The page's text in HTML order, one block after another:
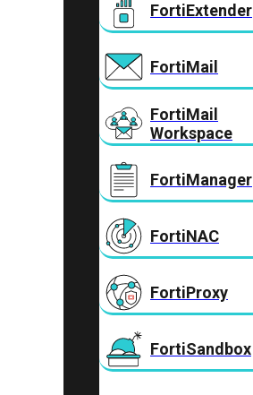
FortiExtender
FortiMail
FortiMail
Workspace
FortiManager
FortiNAC
FortiProxy
FortiSandbox